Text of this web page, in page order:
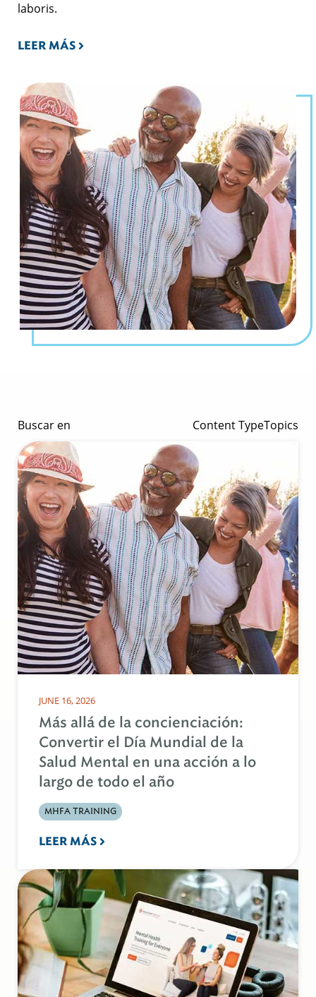
laboris.
LEER MÁS
Buscar en Content TypeTopics
JUNE 16, 2026
Más allá de la concienciación:
Convertir el Día Mundial de la
Salud Mental en una acción a lo
largo de todo el año
MHFA TRAINING
LEER MÁS